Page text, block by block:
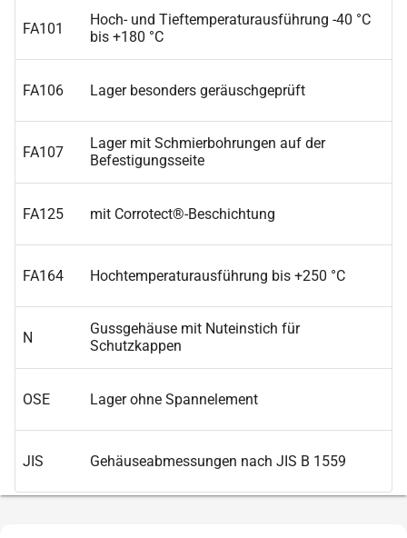
FA101
Hoch- und Tieftemperaturausführung -40 °C
bis +180 °C
FA106 Lager besonders geräuschgeprüft
FA107
Lager mit Schmierbohrungen auf der
Befestigungsseite
FA125 mit Corrotect®-Beschichtung
FA164 Hochtemperaturausführung bis +250 °C
N
Gussgehäuse mit Nuteinstich für
Schutzkappen
OSE Lager ohne Spannelement
JIS Gehäuseabmessungen nach JIS B 1559